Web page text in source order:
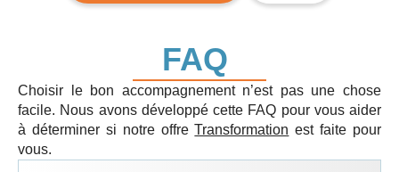
FAQ
Choisir le bon accompagnement n’est pas une chose
facile. Nous avons développé cette FAQ pour vous aider
à déterminer si notre offreTransformation est faite pour
vous.